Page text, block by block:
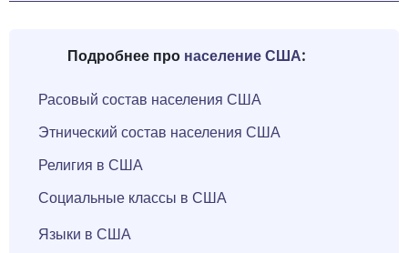
Подробнее про население США:
Расовый состав населения США
Этнический состав населения США
Религия в США
Социальные классы в США
Языки в США